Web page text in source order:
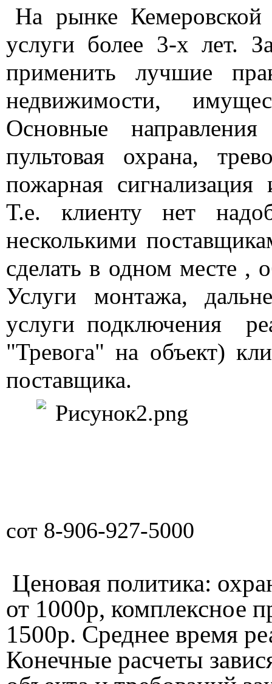
На рынке Кемеровской
услуги более 3-х лет.
применить лучшие
недвижимости,
Основные
пультовая охрана,
пожарная
Т.е. клиенту нет
несколькими
сделать в одном месте ,
Услуги монтажа,
услуги подключения
"Тревога" на объект)
поставщика.
сот 8-906-927-5000
Ценовая политика:
от 1000р, комплексное
1500р. Среднее время
Конечные расчеты